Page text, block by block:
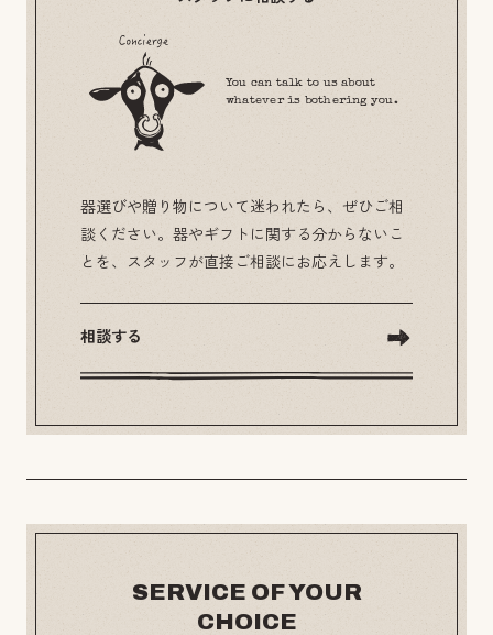
You can talk to us about
whatever is bothering you.
器選びや贈り物について迷われたら、ぜひご相
談ください。器やギフトに関する分からないこ
とを、スタッフが直接ご相談にお応えします。
相談する
SERVICE OF YOUR
CHOICE